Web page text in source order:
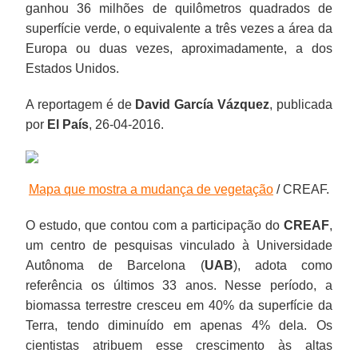
ganhou 36 milhões de quilômetros quadrados de
superfície verde, o equivalente a três vezes a área da
Europa ou duas vezes, aproximadamente, a dos
Estados Unidos.
A reportagem é de David García Vázquez, publicada
por El País, 26-04-2016.
Mapa que mostra a mudança de vegetação / CREAF.
O estudo, que contou com a participação do CREAF,
um centro de pesquisas vinculado à Universidade
Autônoma de Barcelona (UAB), adota como
referência os últimos 33 anos. Nesse período, a
biomassa terrestre cresceu em 40% da superfície da
Terra, tendo diminuído em apenas 4% dela. Os
cientistas atribuem esse crescimento às altas